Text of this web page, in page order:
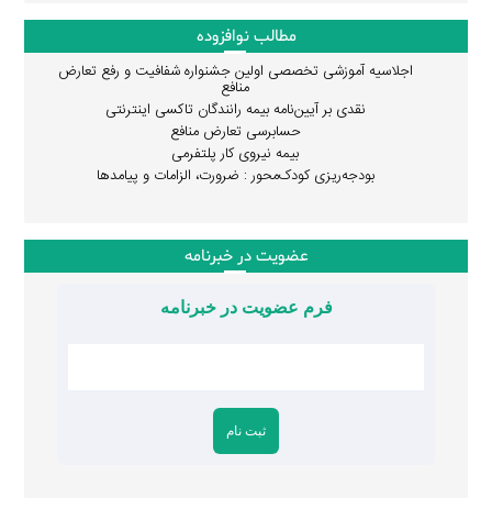
مطالب نوافزوده
اجلاسیه آموزشی تخصصی اولین جشنواره شفافیت و رفع تعارض
منافع
نقدی بر آیین‌نامه بیمه رانندگان تاکسی اینترنتی
حسابرسی تعارض منافع
بیمه نیروی کار پلتفرمی
بودجه‌ریزی کودک‌محور : ضرورت، الزامات و پیامدها
عضویت در خبرنامه
فرم عضویت در خبرنامه